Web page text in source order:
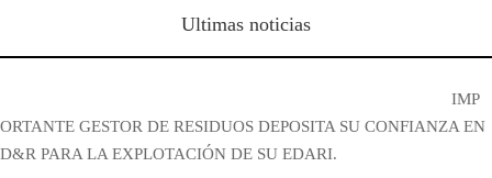
Ultimas noticias
IMP
ORTANTE GESTOR DE RESIDUOS DEPOSITA SU CONFIANZA EN
D&R PARA LA EXPLOTACIÓN DE SU EDARI.